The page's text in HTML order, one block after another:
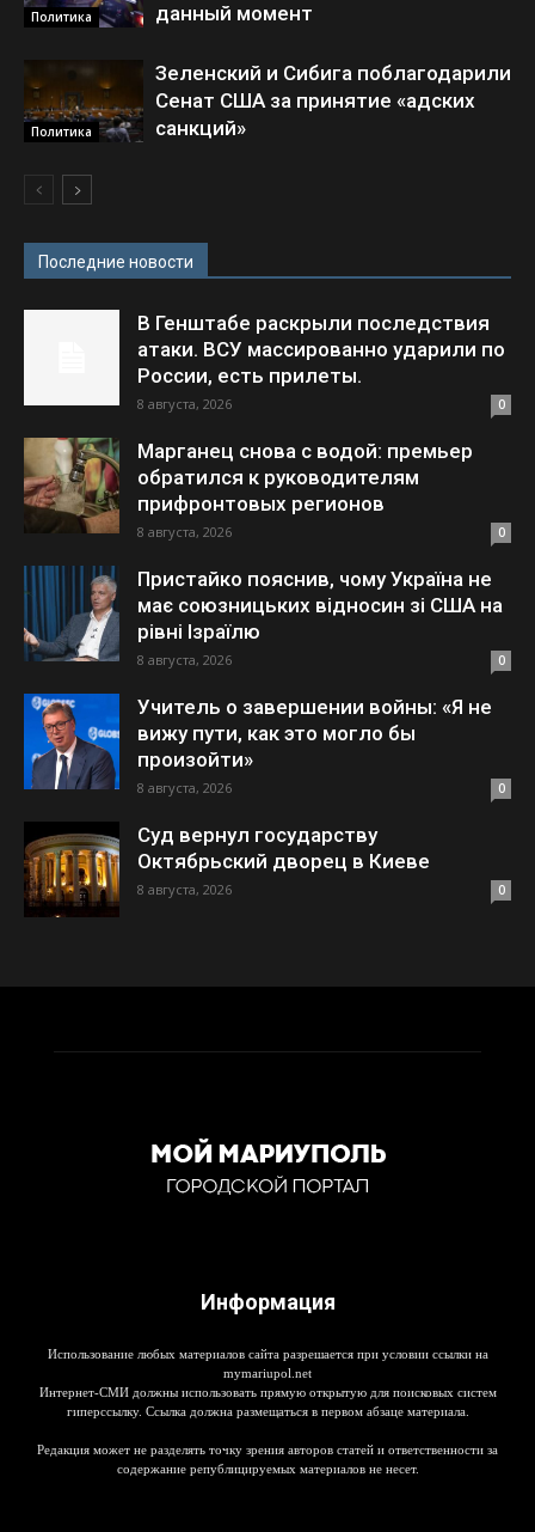
Политика
данный момент
Политика
Зеленский и Сибига поблагодарили
Сенат США за принятие «адских
санкций»
Последние новости
В Генштабе раскрыли последствия
атаки. ВСУ массированно ударили по
России, есть прилеты.
8 августа, 2026 0
Марганец снова с водой: премьер
обратился к руководителям
прифронтовых регионов
8 августа, 2026 0
Пристайко пояснив, чому Україна не
має союзницьких відносин зі США на
рівні Ізраїлю
8 августа, 2026 0
Учитель о завершении войны: «Я не
вижу пути, как это могло бы
произойти»
8 августа, 2026 0
Суд вернул государству
Октябрьский дворец в Киеве
8 августа, 2026 0
Информация
Использование любых материалов сайта разрешается при условии ссылки на
mymariupol.net
Интернет-СМИ должны использовать прямую открытую для поисковых систем
гиперссылку. Ссылка должна размещаться в первом абзаце материала.
Редакция может не разделять точку зрения авторов статей и ответственности за
содержание републицируемых материалов не несет.